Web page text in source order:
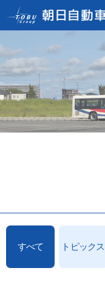
すべて トピックス